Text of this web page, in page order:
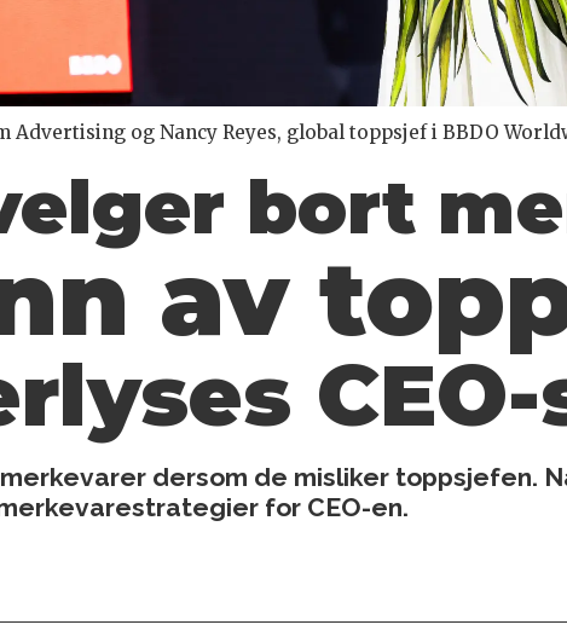
Advertising og Nancy Reyes, global toppsjef i BBDO
bort
av
dersom de misliker toppsjefen.
for CEO-en.